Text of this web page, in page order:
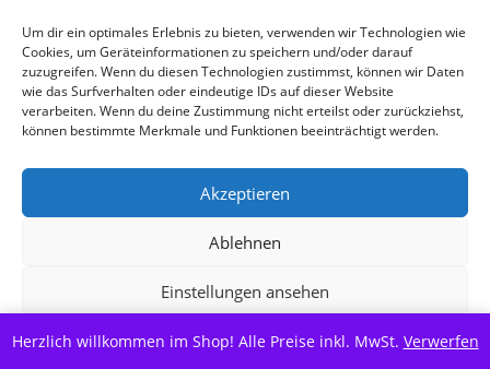
Um dir ein optimales Erlebnis zu bieten, verwenden wir Technologien wie
Cookies, um Geräteinformationen zu speichern und/oder darauf
zuzugreifen. Wenn du diesen Technologien zustimmst, können wir Daten
wie das Surfverhalten oder eindeutige IDs auf dieser Website
verarbeiten. Wenn du deine Zustimmung nicht erteilst oder zurückziehst,
können bestimmte Merkmale und Funktionen beeinträchtigt werden.
Akzeptieren
Ablehnen
Einstellungen ansehen
Cookie-RichtlinieDatenschutzerklärung
Herzlich willkommen im Shop! Alle Preise inkl. MwSt. Verwerfen
Vertrag widerrufen